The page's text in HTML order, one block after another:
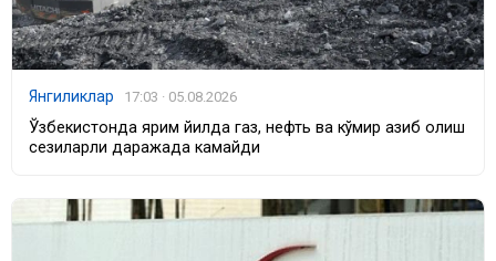
Янгиликлар 17:03 · 05.08.2026
Ўзбекистонда ярим йилда газ, нефть ва кўмир қазиб олиш
сезиларли даражада камайди